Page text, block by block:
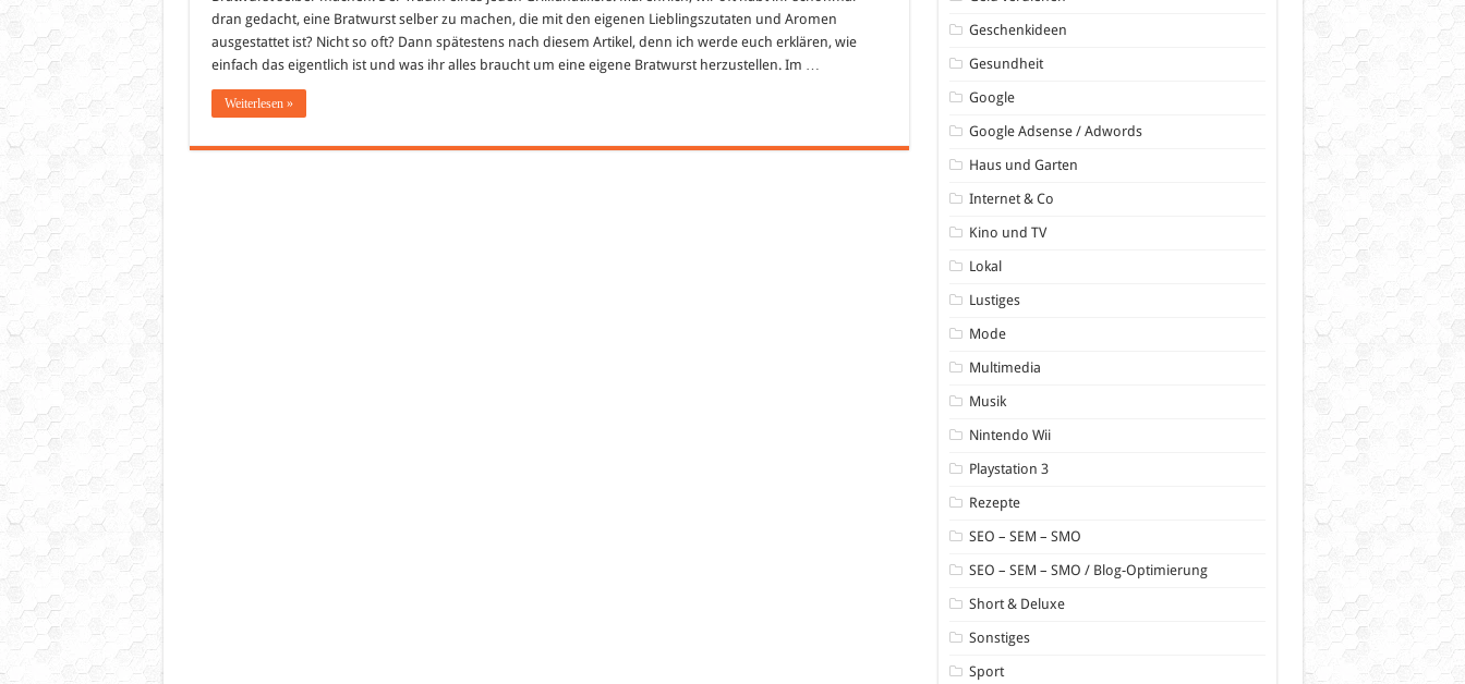
dran gedacht, eine Bratwurst selber zu machen, die mit den eigenen Lieblingszutaten und Aromen
ausgestattet ist? Nicht so oft? Dann spätestens nach diesem Artikel, denn ich werde euch erklären, wie
einfach das eigentlich ist und was ihr alles braucht um eine eigene Bratwurst herzustellen. Im …
Weiterlesen »
Geschenkideen
Gesundheit
Google
Google Adsense / Adwords
Haus und Garten
Internet & Co
Kino und TV
Lokal
Lustiges
Mode
Multimedia
Musik
Nintendo Wii
Playstation 3
Rezepte
SEO – SEM – SMO
SEO – SEM – SMO / Blog-Optimierung
Short & Deluxe
Sonstiges
Sport